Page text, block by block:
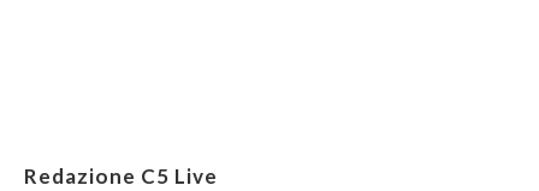
Redazione C5 Live